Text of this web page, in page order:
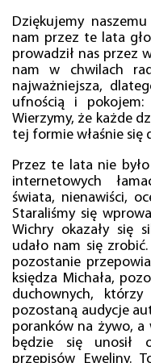
Dziękujemy
nam przez te lata
prowadził nas przez
nam w chwilach
najważniejsza,
ufnością i
Wierzymy, że każde
tej formie właśnie się
Przez te lata nie
internetowych
świata, nienawiści,
Staraliśmy się
Wichry okazały się
udało nam się
pozostanie
księdza Michała,
duchownych,
pozostaną audycje
poranków na żywo, a
będzie się unosił
przepisów Eweliny.